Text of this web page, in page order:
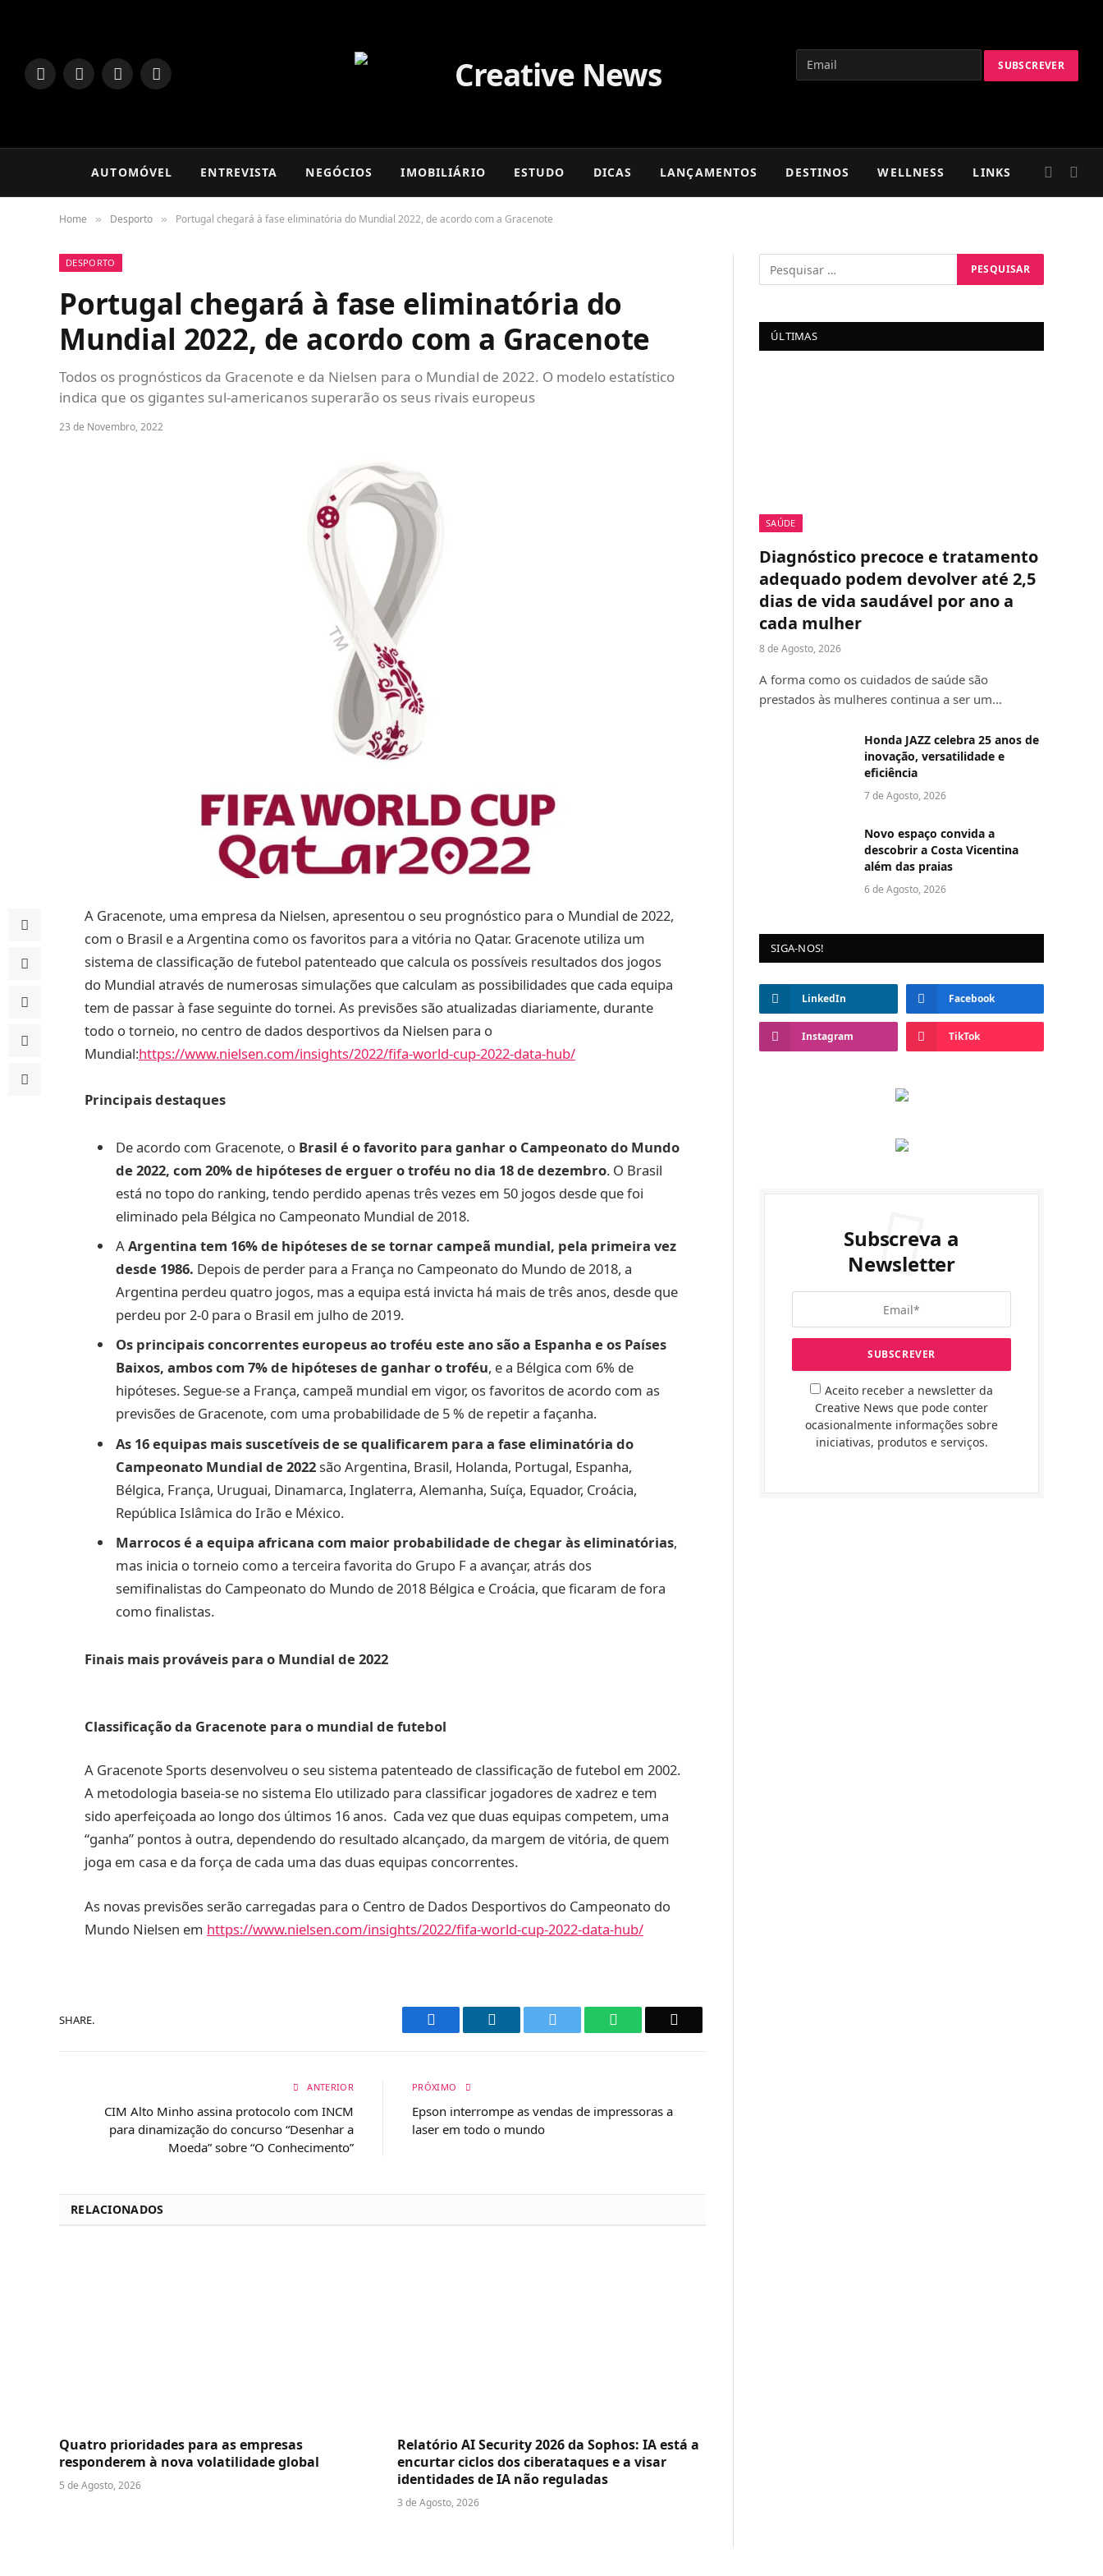
LinkedInFacebookInstagram
TikTok
AUTOMÓVEL ENTREVISTA NEGÓCIOS IMOBILIÁRIO ESTUDO DICAS LANÇAMENTOS DESTINOS WELLNESS LINKS
Home » Desporto » Portugal chegará à fase eliminatória do Mundial 2022, de acordo com a Gracenote
DESPORTO
Portugal chegará à fase eliminatória do
Mundial 2022, de acordo com a Gracenote
Todos os prognósticos da Gracenote e da Nielsen para o Mundial de 2022. O modelo estatístico
indica que os gigantes sul-americanos superarão os seus rivais europeus
23 de Novembro, 2022
A Gracenote, uma empresa da Nielsen, apresentou o seu prognóstico para o Mundial de 2022,
com o Brasil e a Argentina como os favoritos para a vitória no Qatar. Gracenote utiliza um
sistema de classificação de futebol patenteado que calcula os possíveis resultados dos jogos
do Mundial através de numerosas simulações que calculam as possibilidades que cada equipa
tem de passar à fase seguinte do tornei. As previsões são atualizadas diariamente, durante
todo o torneio, no centro de dados desportivos da Nielsen para o
Mundial:https://www.nielsen.com/insights/2022/fifa-world-cup-2022-data-hub/
Principais destaques
De acordo com Gracenote, o Brasil é o favorito para ganhar o Campeonato do Mundo
de 2022, com 20% de hipóteses de erguer o troféu no dia 18 de dezembro. O Brasil
está no topo do ranking, tendo perdido apenas três vezes em 50 jogos desde que foi
eliminado pela Bélgica no Campeonato Mundial de 2018.
AArgentina tem 16% de hipóteses de se tornar campeã mundial, pela primeira vez
desde 1986. Depois de perder para a França no Campeonato do Mundo de 2018, a
Argentina perdeu quatro jogos, mas a equipa está invicta há mais de três anos, desde que
perdeu por 2-0 para o Brasil em julho de 2019.
Os principais concorrentes europeus ao troféu este ano são a Espanha e os Países
Baixos, ambos com 7% de hipóteses de ganhar o troféu, e a Bélgica com 6% de
hipóteses. Segue-se a França, campeã mundial em vigor, os favoritos de acordo com as
previsões de Gracenote, com uma probabilidade de 5 % de repetir a façanha.
As 16 equipas mais suscetíveis de se qualificarem para a fase eliminatória do
Campeonato Mundial de 2022são Argentina, Brasil, Holanda, Portugal, Espanha,
Bélgica, França, Uruguai, Dinamarca, Inglaterra, Alemanha, Suíça, Equador, Croácia,
República Islâmica do Irão e México.
Marrocos é a equipa africana com maior probabilidade de chegar às eliminatórias,
mas inicia o torneio como a terceira favorita do Grupo F a avançar, atrás dos
semifinalistas do Campeonato do Mundo de 2018 Bélgica e Croácia, que ficaram de fora
como finalistas.
Finais mais prováveis para o Mundial de 2022
Classificação da Gracenote para o mundial de futebol
A Gracenote Sports desenvolveu o seu sistema patenteado de classificação de futebol em 2002.
A metodologia baseia-se no sistema Elo utilizado para classificar jogadores de xadrez e tem
sido aperfeiçoada ao longo dos últimos 16 anos. Cada vez que duas equipas competem, uma
“ganha” pontos à outra, dependendo do resultado alcançado, da margem de vitória, de quem
joga em casa e da força de cada uma das duas equipas concorrentes.
As novas previsões serão carregadas para o Centro de Dados Desportivos do Campeonato do
Mundo Nielsen em https://www.nielsen.com/insights/2022/fifa-world-cup-2022-data-hub/
SHARE. Facebook LinkedIn WhatsApp
ANTERIOR
CIM Alto Minho assina protocolo com INCM
para dinamização do concurso “Desenhar a
Moeda” sobre “O Conhecimento”
PRÓXIMO
Epson interrompe as vendas de impressoras a
laser em todo o mundo
RELACIONADOS
Quatro prioridades para as empresas
responderem à nova volatilidade global
5 de Agosto, 2026
Relatório AI Security 2026 da Sophos: IA está a
encurtar ciclos dos ciberataques e a visar
identidades de IA não reguladas
3 de Agosto, 2026
ÚLTIMAS
SAÚDE
Diagnóstico precoce e tratamento
adequado podem devolver até 2,5
dias de vida saudável por ano a
cada mulher
8 de Agosto, 2026
A forma como os cuidados de saúde são
prestados às mulheres continua a ser um…
Honda JAZZ celebra 25 anos de
inovação, versatilidade e
eficiência
7 de Agosto, 2026
Novo espaço convida a
descobrir a Costa Vicentina
além das praias
6 de Agosto, 2026
SIGA-NOS!
LinkedIn Facebook
Instagram TikTok
Subscreva a
Newsletter
Aceito receber a newsletter da
Creative News que pode conter
ocasionalmente informações sobre
iniciativas, produtos e serviços.